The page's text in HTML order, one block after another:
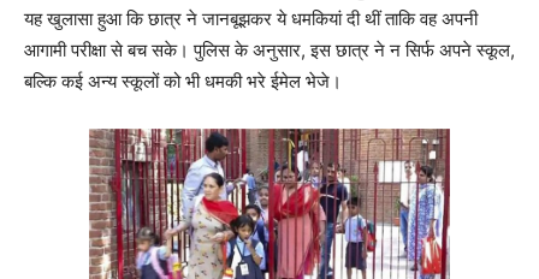
यह खुलासा हुआ कि छात्र ने जानबूझकर ये धमकियां दी थीं ताकि वह अपनी
आगामी परीक्षा से बच सके। पुलिस के अनुसार, इस छात्र ने न सिर्फ अपने स्कूल,
बल्कि कई अन्य स्कूलों को भी धमकी भरे ईमेल भेजे।